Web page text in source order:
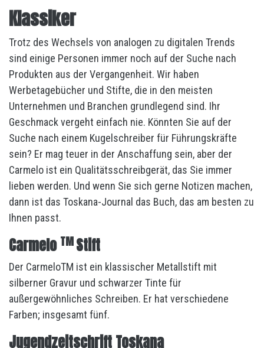
Klassiker
Trotz des Wechsels von analogen zu digitalen Trends
sind einige Personen immer noch auf der Suche nach
Produkten aus der Vergangenheit. Wir haben
Werbetagebücher und Stifte, die in den meisten
Unternehmen und Branchen grundlegend sind. Ihr
Geschmack vergeht einfach nie. Könnten Sie auf der
Suche nach einem Kugelschreiber für Führungskräfte
sein? Er mag teuer in der Anschaffung sein, aber der
Carmelo ist ein Qualitätsschreibgerät, das Sie immer
lieben werden. Und wenn Sie sich gerne Notizen machen,
dann ist das Toskana-Journal das Buch, das am besten zu
Ihnen passt.
Carmelo TMStift
Der CarmeloTM ist ein klassischer Metallstift mit
silberner Gravur und schwarzer Tinte für
außergewöhnliches Schreiben. Er hat verschiedene
Farben; insgesamt fünf.
Jugendzeitschrift Toskana